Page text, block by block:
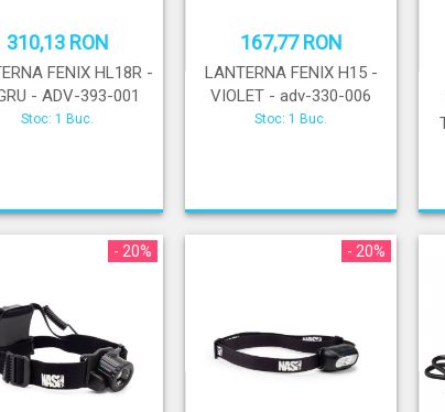
310,13 RON
FENIX HL18R -
- ADV-393-001
Stoc: 1 Buc.
167,77 RON
LANTERNA FENIX H15 -
VIOLET - adv-330-006
Stoc: 1 Buc.
- 20% - 20%